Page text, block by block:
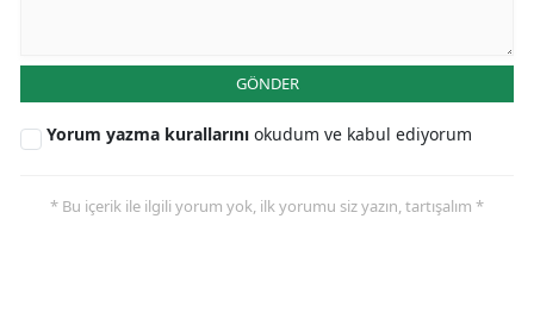
GÖNDER
Yorum yazma kurallarını okudum ve kabul ediyorum
* Bu içerik ile ilgili yorum yok, ilk yorumu siz yazın, tartışalım *